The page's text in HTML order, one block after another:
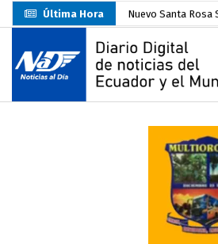
Última Hora Nuevo Santa Rosa
UTMACH fortalece
Unidad Popular
Delegación de El
Prefecto
Carlos Rodríguez
Colombia reanuda
Sin objeciones la